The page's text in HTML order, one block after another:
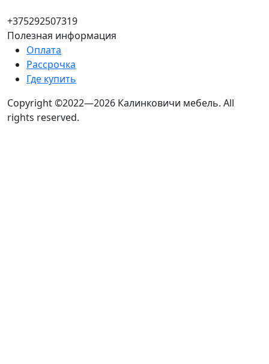
+375292507319
Полезная информация
Оплата
Рассрочка
Где купить
Copyright ©2022—2026 Калинковичи мебель. All
rights reserved.